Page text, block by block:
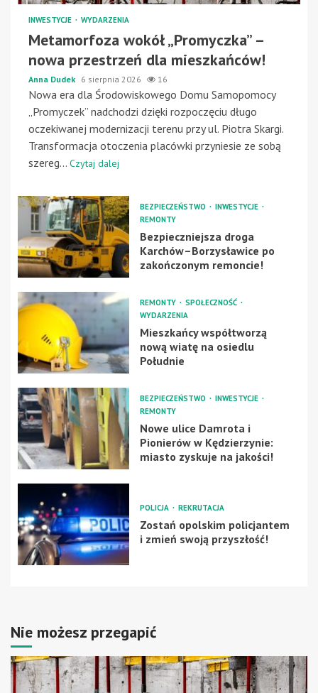
INWESTYCJE WYDARZENIA
Metamorfoza wokół „Promyczka” –
nowa przestrzeń dla mieszkańców!
Anna Dudek 6 sierpnia 2026 16
Nowa era dla Środowiskowego Domu Samopomocy
„Promyczek” nadchodzi dzięki rozpoczęciu długo
oczekiwanej modernizacji terenu przy ul. Piotra Skargi.
Transformacja otoczenia placówki przyniesie ze sobą
szereg... Czytaj dalej
BEZPIECZEŃSTWO
INWESTYCJE
REMONTY
Bezpieczniejsza droga
Karchów–Borzysławice po
zakończonym remoncie!
REMONTY
SPOŁECZNOŚĆ
WYDARZENIA
Mieszkańcy współtworzą
nową wiatę na osiedlu
Południe
BEZPIECZEŃSTWO
INWESTYCJE
REMONTY
Nowe ulice Damrota i
Pionierów w Kędzierzynie:
miasto zyskuje na jakości!
POLICJA REKRUTACJA
Zostań opolskim policjantem
i zmień swoją przyszłość!
Nie możesz przegapić